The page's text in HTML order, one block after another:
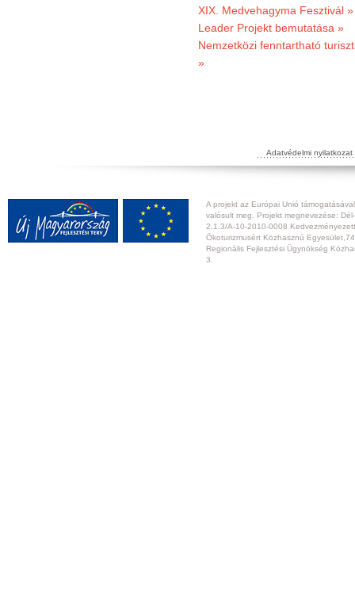
XIX. Medvehagyma Fesztivál »
Leader Projekt bemutatása »
Nemzetközi fenntartható
»
Adatvédelmi nyilatkozat
A projekt az Európai Unió
valósult meg. Projekt megnevezése:
2.1.3/A-10-2010-0008
Ökoturizmusért Közhasznú
Regionális Fejlesztési Ügynökség
3.